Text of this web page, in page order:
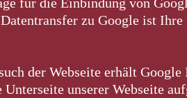
Datentransfer zu Google ist
der Webseite erhält
Unterseite unserer Webseite